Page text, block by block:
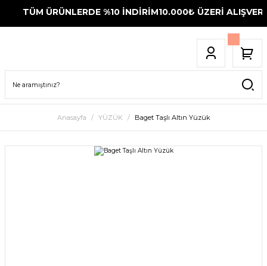
TÜM ÜRÜNLERDE %10 İNDİRİM10.000₺ ÜZERİ
Anasayfa YÜZÜK Baget Taşlı Altın Yüzük